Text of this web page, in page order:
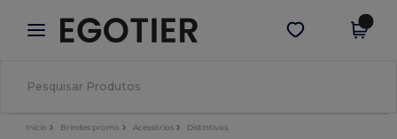
× App Egotier
Melhores preços na app!
Obter app
Início Brindes promo Acessórios Distintivos